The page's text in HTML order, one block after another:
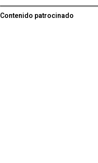
Contenido patrocinado